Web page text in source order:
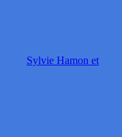
Sylvie Hamon et